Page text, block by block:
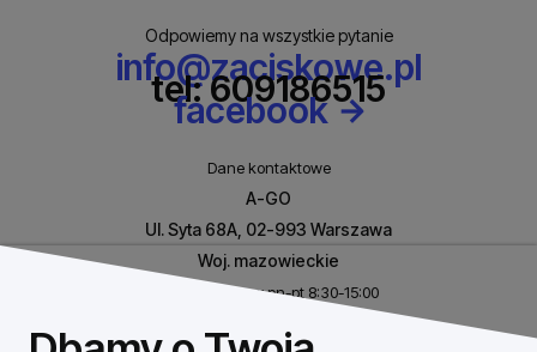
Odpowiemy na wszystkie pytanie
info@zaciskowe.pl
tel: 609186515
facebook
Dane kontaktowe
A-GO
Ul. Syta 68A, 02-993 Warszawa
Woj. mazowieckie
Biuro czynne w pn-pt 8:30-15:00